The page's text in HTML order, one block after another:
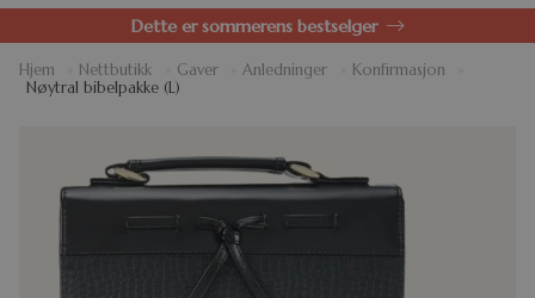
Dette er sommerens bestselger
Hjem Nettbutikk Gaver »Anledninger Konfirmasjon
Nøytral bibelpakke (L)